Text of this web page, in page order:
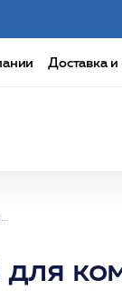
Доставка и